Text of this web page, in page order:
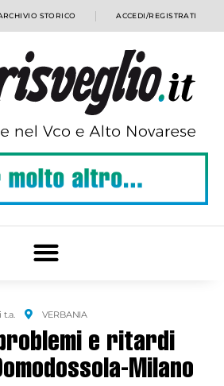
STORICO ACCEDI/REGISTRATI
t.a. VERBANIA
e ritardi
Milano